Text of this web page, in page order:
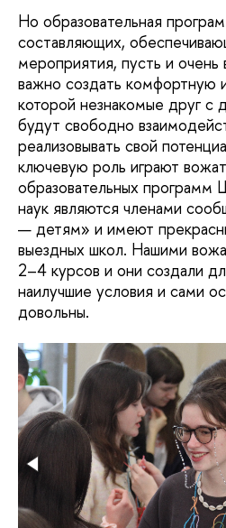
Но образовательная
составляющих,
мероприятия, пусть и
важно создать комфортную
которой незнакомые друг с
будут свободно
реализовывать свой
ключевую роль играют
образовательных программ
наук являются членами
— детям» и имеют
выездных школ. Нашими
2–4 курсов и они создали
наилучшие условия и сами
довольны.